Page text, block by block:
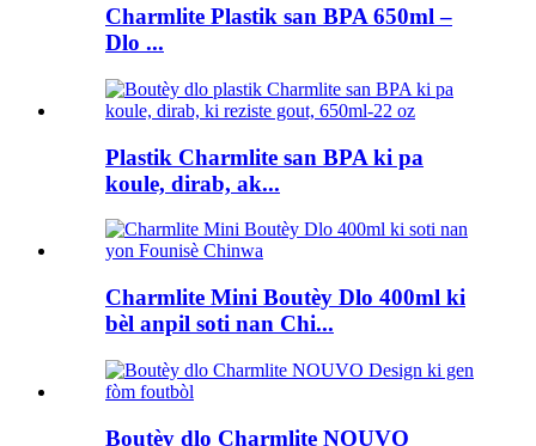
Charmlite Plastik san BPA 650ml –
Dlo ...
Plastik Charmlite san BPA ki pa
koule, dirab, ak...
Charmlite Mini Boutèy Dlo 400ml ki
bèl anpil soti nan Chi...
Boutèy dlo Charmlite NOUVO